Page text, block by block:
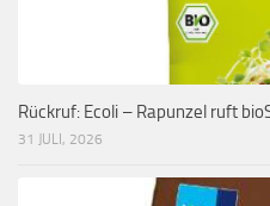
Rückruf: Ecoli – Rapunzel ruft
31 JULI, 2026